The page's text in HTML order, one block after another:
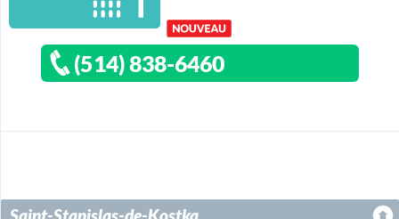
(514) 838-6460